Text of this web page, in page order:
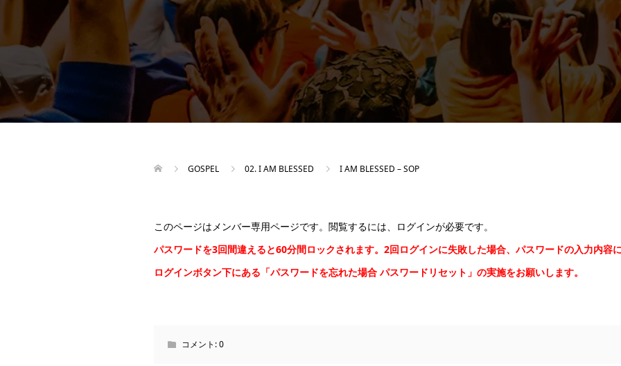
GOSPEL 02. I AM BLESSED I AM BLESSED – SOP
このページはメンバー専用ページです。閲覧するには、ログインが必要です。
パスワードを3回間違えると60分間ロックされます。2回ログインに失敗した場合、パスワードの入力内容
ログインボタン下にある「パスワードを忘れた場合 パスワードリセット 」の実施をお願いします。
コメント:0